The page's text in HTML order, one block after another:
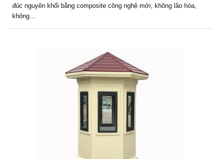
đúc nguyên khối bằng composite công nghệ mới, không lão hóa,
không…